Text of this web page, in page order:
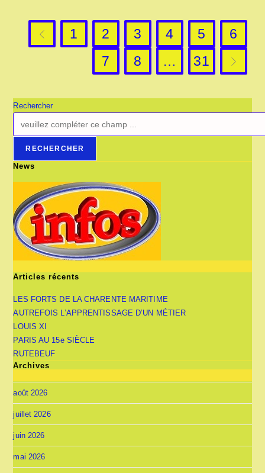
Go to the previous page
1 2 3 4 5
6
7
8 … 31 Aller à
Rechercher
RECHERCHER
News
Articles récents
LES FORTS DE LA CHARENTE MARITIME
AUTREFOIS L’APPRENTISSAGE D’UN MÉTIER
LOUIS XI
PARIS AU 15e SIÈCLE
RUTEBEUF
Archives
août 2026
juillet 2026
juin 2026
mai 2026